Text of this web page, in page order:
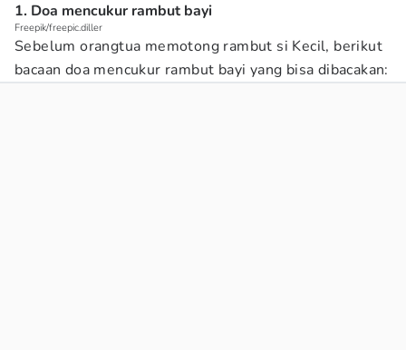
1. Doa mencukur rambut bayi
Freepik/freepic.diller
Sebelum orangtua memotong rambut si Kecil, berikut
bacaan doa mencukur rambut bayi yang bisa dibacakan: